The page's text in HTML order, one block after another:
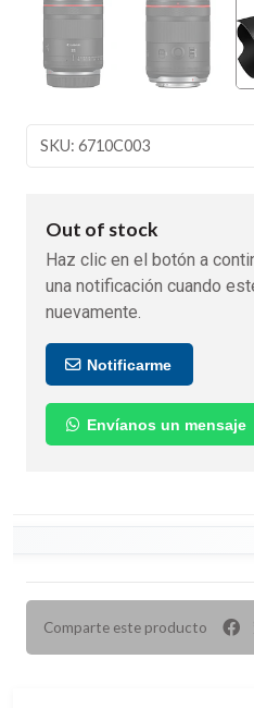
SKU: 6710C003
Out of stock
Haz clic en el botón a
una notificación cuando
nuevamente.
Notificarme
Envíanos un mensaje
Comparte este producto